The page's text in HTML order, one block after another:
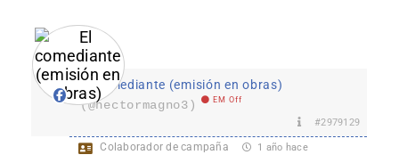
El comediante (emisión en obras)
(@hectormagno3)
EM Off
#2979129
Colaborador de campaña 1 año hace